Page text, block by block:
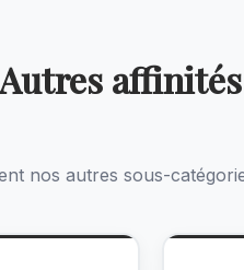
nos autres sous-